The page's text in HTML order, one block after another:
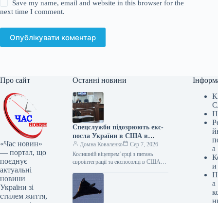
Save my name, email and website in this browser for the
next time I comment.
Опублікувати коментар
Про сайт
«Час новин»
— портал, що
поєднує
актуальні
новини
України зі
стилем життя,
Останні новини
Спецслужби підозрюють екс-
посла України в США в
незаконному збагаченні
Домна Коваленко
Сер 7, 2026
Колишній віцепремʼєрці з питань
євроінтеграції та експосолці в США
підозру. Зараз Вищий антикорупційний
суд обирає їй…
а
и
а